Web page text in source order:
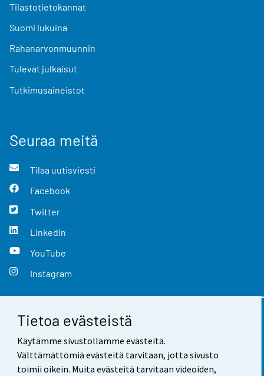
Tietoa evästeistä
Käytämme sivustollamme evästeitä.
Välttämättömiä evästeitä tarvitaan, jotta sivusto
toimii oikein. Muita evästeitä tarvitaan videoiden,
Tilastotietokannat
Suomi lukuina
Rahanarvonmuunnin
Tulevat julkaisut
Tutkimusaineistot
Seuraa meitä
Tilaa uutisviesti
Facebook
Twitter
LinkedIn
YouTube
Instagram
Yhteystiedot
Palaute
Käyttöehdot